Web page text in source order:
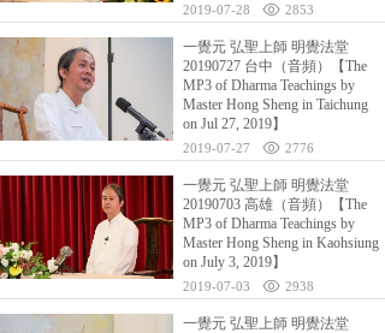
2019-07-28 2853
一覺元 弘聖上師 明覺法堂
20190727 台中（音頻）【The
MP3 of Dharma Teachings by
Master Hong Sheng in Taichung
on Jul 27, 2019】
2019-07-27 2776
一覺元 弘聖上師 明覺法堂
20190703 高雄（音頻）【The
MP3 of Dharma Teachings by
Master Hong Sheng in Kaohsiung
on July 3, 2019】
2019-07-03 2938
一覺元 弘聖上師 明覺法堂